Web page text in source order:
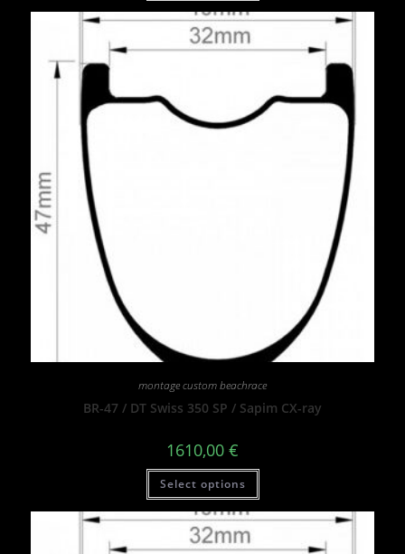
montage custom beachrace
BR-47 / DT Swiss 350 SP / Sapim CX-ray
1610,00 €
Select options